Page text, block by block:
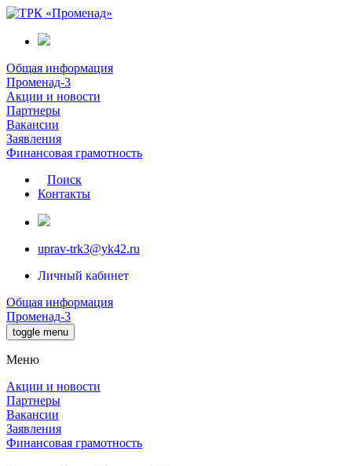
Общая информация
Променад-3
Акции и новости
Партнеры
Вакансии
Заявления
Финансовая грамотность
Поиск
Контакты
uprav-trk3@yk42.ru
Личный кабинет
Общая информация
Променад-3
toggle menu
Меню
Акции и новости
Партнеры
Вакансии
Заявления
Финансовая грамотность